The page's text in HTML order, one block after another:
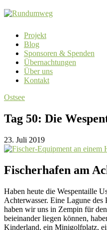
Projekt
Blog
Sponsoren & Spenden
Übernachtungen
Über uns
Kontakt
Ostsee
Tag 50: Die
23. Juli 2019
Fischerhafen am
Haben heute die Wespentaille
Achterwasser. Eine Lagune des
haben wir uns in Zempin für
beieinander liegen können,
Kinderland, ein Minigolfplatz,